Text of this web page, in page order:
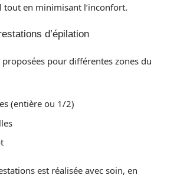
en minimisant l’inconfort.
d’épilation
pour différentes zones du
(entière ou 1/2)
est réalisée avec soin, en